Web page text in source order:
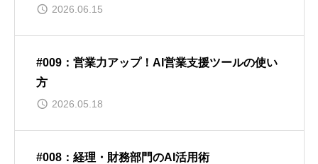
2026.06.15
#009：営業力アップ！AI営業支援ツールの使い
方
2026.05.18
#008：経理・財務部門のAI活用術